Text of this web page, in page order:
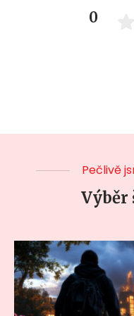
0
Pečlivě
Výběr